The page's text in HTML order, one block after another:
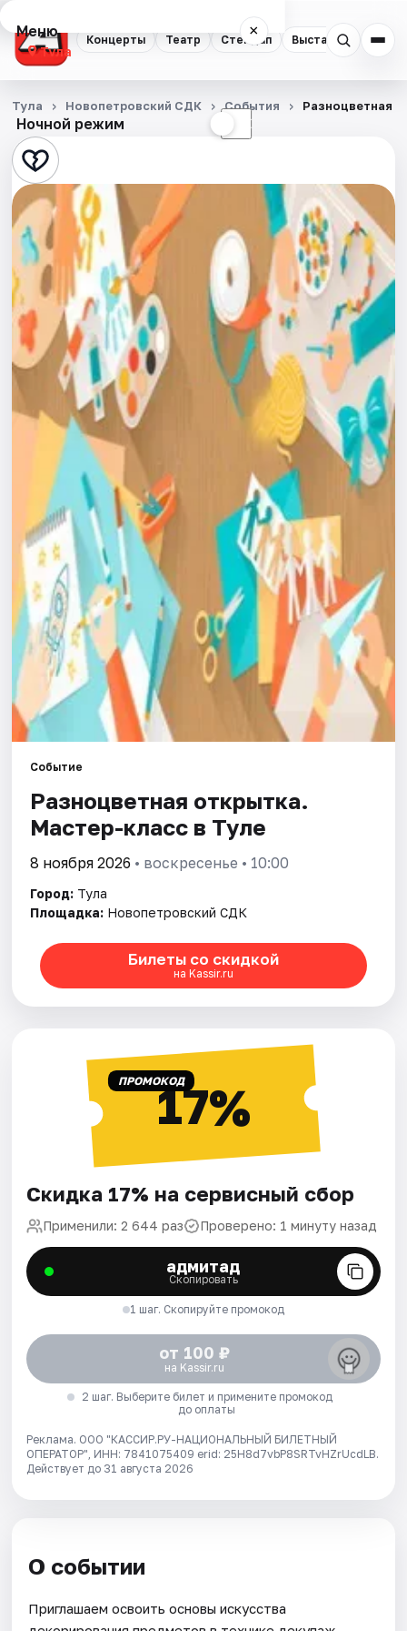
Концерты Театр Стендап Выставки
Меню ×
Тула
Концерты
Театр
Стендап
Выставки
Квесты
Экскурсии
Спорт
События
Города
Площадки
Артисты
Рейтинги
Ночной режим ☾
Тула Новопетровский СДК События Разноцветная
Событие
Разноцветная открытка.
Мастер-класс в Туле
8 ноября 2026 • воскресенье • 10:00
Город: Тула
Площадка: Новопетровский СДК
Билеты со скидкой
на Kassir.ru
ПРОМОКОД17%
Скидка 17% на сервисный сбор
Применили: 2 644 раз Проверено: 1 минуту назад
адмитад
Скопировать
1 шаг. Скопируйте промокод
от 100 ₽
на Kassir.ru
2 шаг. Выберите билет и примените промокод
до оплаты
Реклама. ООО "КАССИР.РУ-НАЦИОНАЛЬНЫЙ БИЛЕТНЫЙ
ОПЕРАТОР", ИНН: 7841075409 erid: 25H8d7vbP8SRTvHZrUcdLB.
Действует до 31 августа 2026
О событии
Приглашаем освоить основы искусства